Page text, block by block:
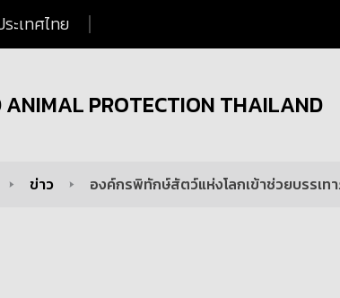
ะเทศไทย
ANIMAL PROTECTION THAILAND
ข่าว องค์กรพิทักษ์สัตว์แห่งโลกเข้าช่วยบรรเท